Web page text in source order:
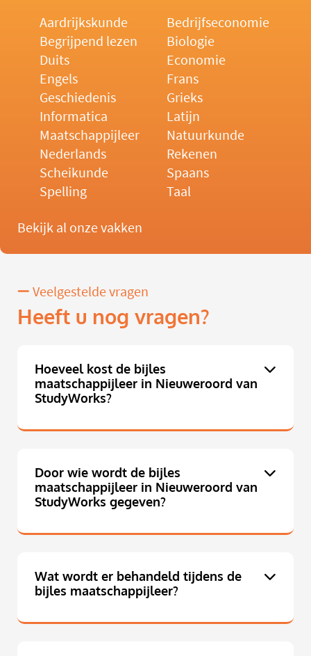
Aardrijkskunde
Bedrijfseconomie
Begrijpend lezen
Biologie
Duits
Economie
Engels
Frans
Geschiedenis
Grieks
Informatica
Latijn
Maatschappijleer
Natuurkunde
Nederlands
Rekenen
Scheikunde
Spaans
Spelling
Taal
Bekijk al onze vakken
Veelgestelde vragen
Heeft u nog vragen?
Hoeveel kost de bijles
maatschappijleer in Nieuweroord van
StudyWorks?
Door wie wordt de bijles
maatschappijleer in Nieuweroord van
StudyWorks gegeven?
Wat wordt er behandeld tijdens de
bijles maatschappijleer?